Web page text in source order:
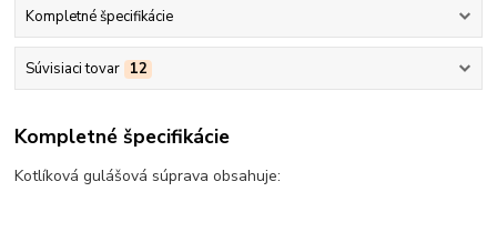
Kompletné špecifikácie
Súvisiaci tovar 12
Kompletné špecifikácie
Kotlíková gulášová súprava obsahuje: